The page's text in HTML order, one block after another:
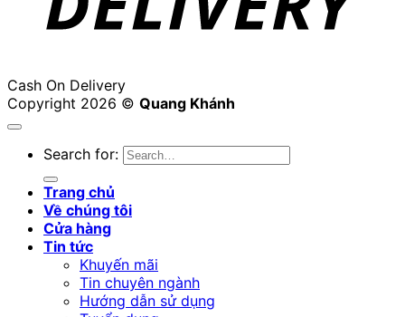
Cash On Delivery
Copyright 2026 © Quang Khánh
Search for:
Trang chủ
Về chúng tôi
Cửa hàng
Tin tức
Khuyến mãi
Tin chuyên ngành
Hướng dẫn sử dụng